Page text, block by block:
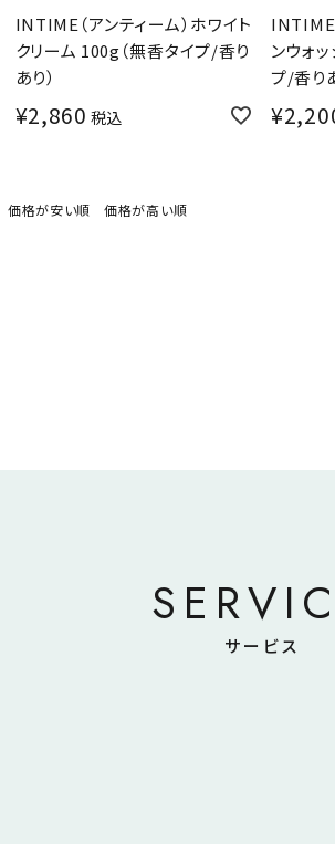
INTIME（アンティーム）ホワイト
クリーム 100g（無香タイプ/香り
あり）
¥2,860 税込
INTIME
ンウォ
プ/香り
¥
価格が安い順 価格が高い順
サービス